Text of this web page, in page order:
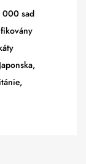
000 sad